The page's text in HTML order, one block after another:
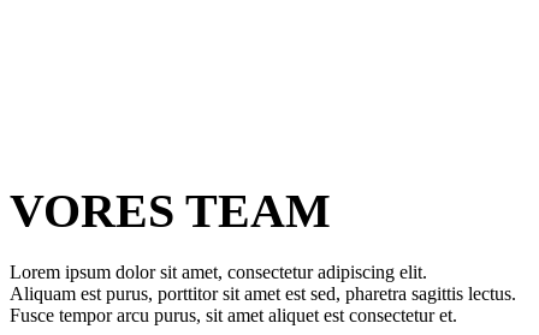
VORES TEAM
Lorem ipsum dolor sit amet, consectetur adipiscing elit.
Aliquam est purus, porttitor sit amet est sed, pharetra sagittis lectus.
Fusce tempor arcu purus, sit amet aliquet est consectetur et.